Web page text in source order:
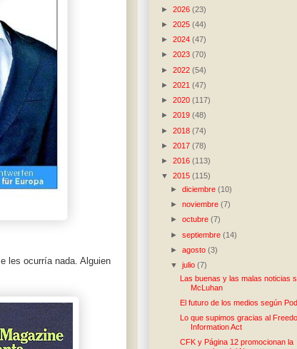
les ocurría nada. Alguien
► 2026 (23)
► 2025 (44)
► 2024 (47)
► 2023 (70)
► 2022 (54)
► 2021 (47)
► 2020 (117)
► 2019 (48)
► 2018 (74)
► 2017 (78)
► 2016 (113)
▼ 2015 (115)
►diciembre(10)
►noviembre(7)
►octubre(7)
►septiembre(14)
►agosto(3)
▼julio(7)
Las buenas y las malas noticias
McLuhan
El futuro de los medios según
Lo que supimos gracias al
Information Act
CFK y Página 12 promocionan la